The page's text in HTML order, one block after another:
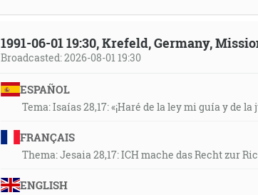
1991-06-01 19:30, Krefeld, Germany,
Broadcasted: 2026-08-01 19:30
ESPAÑOL
Tema: Isaías 28,17: «¡Haré de la ley mi guía y de
FRANÇAIS
Thema: Jesaia 28,17: ICH mache das Recht zur
ENGLISH